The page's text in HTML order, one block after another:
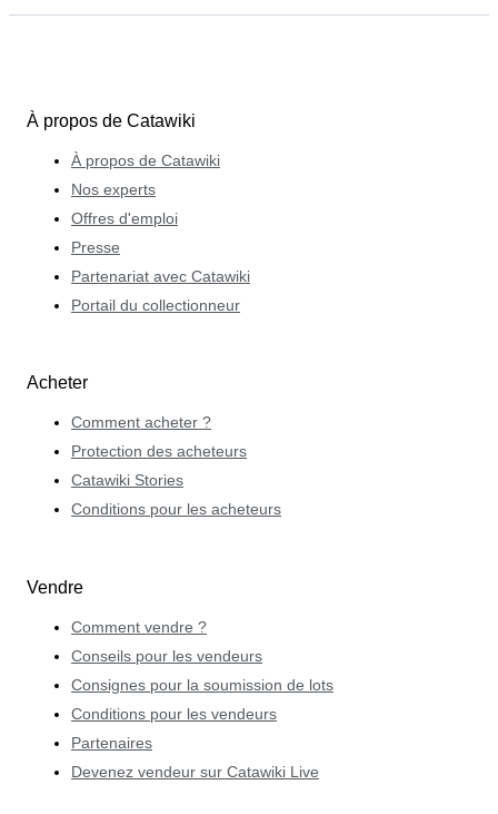
À propos de Catawiki
À propos de Catawiki
Nos experts
Offres d'emploi
Presse
Partenariat avec Catawiki
Portail du collectionneur
Acheter
Comment acheter ?
Protection des acheteurs
Catawiki Stories
Conditions pour les acheteurs
Vendre
Comment vendre ?
Conseils pour les vendeurs
Consignes pour la soumission de lots
Conditions pour les vendeurs
Partenaires
Devenez vendeur sur Catawiki Live